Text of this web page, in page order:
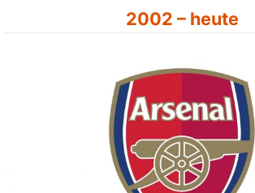
2002 – heute